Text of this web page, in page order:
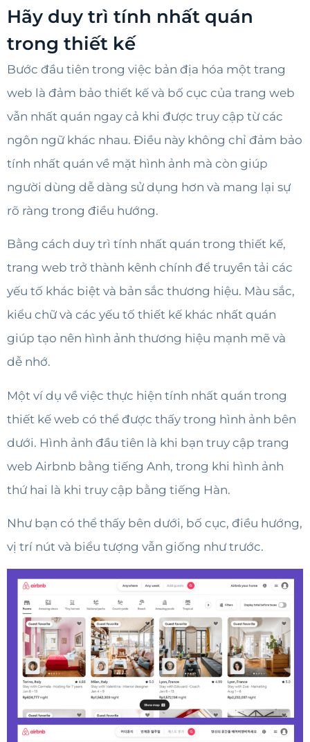
Hãy duy trì tính nhất quán
trong thiết kế
Bước đầu tiên trong việc bản địa hóa một trang
web là đảm bảo thiết kế và bố cục của trang web
vẫn nhất quán ngay cả khi được truy cập từ các
ngôn ngữ khác nhau. Điều này không chỉ đảm bảo
tính nhất quán về mặt hình ảnh mà còn giúp
người dùng dễ dàng sử dụng hơn và mang lại sự
rõ ràng trong điều hướng.
Bằng cách duy trì tính nhất quán trong thiết kế,
trang web trở thành kênh chính để truyền tải các
yếu tố khác biệt và bản sắc thương hiệu. Màu sắc,
kiểu chữ và các yếu tố thiết kế khác nhất quán
giúp tạo nên hình ảnh thương hiệu mạnh mẽ và
dễ nhớ.
Một ví dụ về việc thực hiện tính nhất quán trong
thiết kế web có thể được thấy trong hình ảnh bên
dưới. Hình ảnh đầu tiên là khi bạn truy cập trang
web Airbnb bằng tiếng Anh, trong khi hình ảnh
thứ hai là khi truy cập bằng tiếng Hàn.
Như bạn có thể thấy bên dưới, bố cục, điều hướng,
vị trí nút và biểu tượng vẫn giống như trước.